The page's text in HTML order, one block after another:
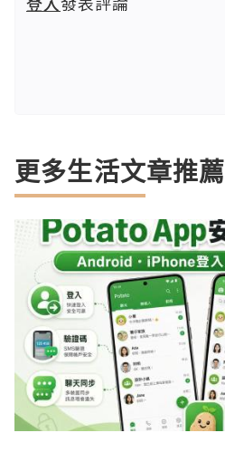
更多生活文章推薦